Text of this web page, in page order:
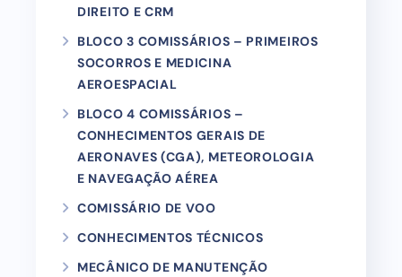
DIREITO E CRM
BLOCO 3 COMISSÁRIOS – PRIMEIROS
SOCORROS E MEDICINA
AEROESPACIAL
BLOCO 4 COMISSÁRIOS –
CONHECIMENTOS GERAIS DE
AERONAVES (CGA), METEOROLOGIA
E NAVEGAÇÃO AÉREA
COMISSÁRIO DE VOO
CONHECIMENTOS TÉCNICOS
MECÂNICO DE MANUTENÇÃO